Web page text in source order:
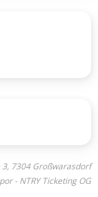
3, 7304 Großwarasdorf
- NTRY Ticketing OG